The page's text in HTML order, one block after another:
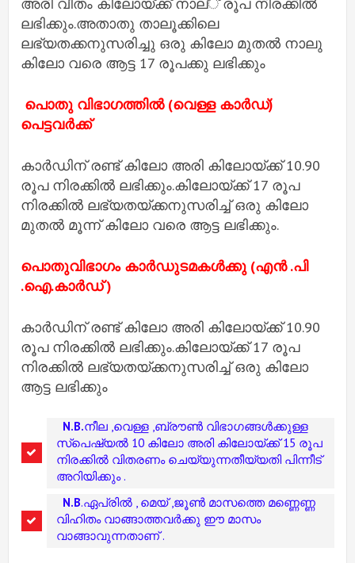
ലഭിക്കും.അതാതു താലൂക്കിലെ
ലഭ്യതക്കനുസരിച്ചു ഒരു കിലോ മുതൽ നാലു
കിലോ വരെ ആട്ട 17 രൂപക്കു ലഭിക്കും
പൊതു വിഭാഗത്തിൽ (വെള്ള കാർഡ്)
പെട്ടവർക്ക്
കാർഡിന് രണ്ട് കിലോ അരി കിലോയ്ക്ക് 10.90
രൂപ നിരക്കിൽ ലഭിക്കും.കിലോയ്ക്ക് 17 രൂപ
നിരക്കിൽ ലഭ്യതയ്ക്കനുസരിച്ച് ഒരു കിലോ
മുതൽ മൂന്ന് കിലോ വരെ ആട്ട ലഭിക്കും.
പൊതുവിഭാഗം കാർഡുടമകൾക്കു (എൻ .പി
.ഐ.കാർഡ് )
കാർഡിന് രണ്ട് കിലോ അരി കിലോയ്ക്ക് 10.90
രൂപ നിരക്കിൽ ലഭിക്കും.കിലോയ്ക്ക് 17 രൂപ
നിരക്കിൽ ലഭ്യതയ്ക്കനുസരിച്ച് ഒരു കിലോ
ആട്ട ലഭിക്കും
N.B.നീല ,വെള്ള ,ബ്രൗൺ വിഭാഗങ്ങൾക്കുള്ള
സ്പെഷ്യൽ 10 കിലോ അരി കിലോയ്ക്ക് 15 രൂപ
നിരക്കിൽ വിതരണം ചെയ്യുന്നതീയ്യതി പിന്നീട്
അറിയിക്കും .
N.B.ഏപ്രിൽ , മെയ് ,ജൂൺ മാസത്തെ മണ്ണെണ്ണ
വിഹിതം വാങ്ങാത്തവർക്കു ഈ മാസം
വാങ്ങാവുന്നതാണ് .